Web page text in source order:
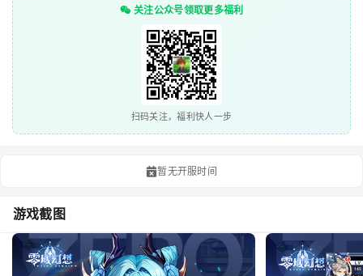
关注公众号领取更多福利
扫码关注，福利快人一步
暂无开服时间
游戏截图